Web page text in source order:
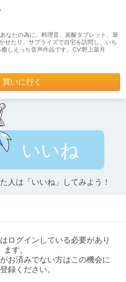
なたの為に、料理音、炭酸タブレット、筆
せたり、サプライズで自宅を訪問し、いち
しえっち音声作品です。CV:野上菜月
買いに行く
いいね
人は「いいね」してみよう！
ログインしている必要があり
ます。
お済みでない方はこの機会に
録ください。